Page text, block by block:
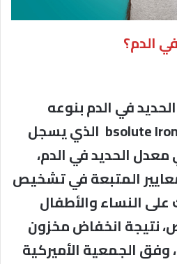
الدم؟
في الدم بنوعه
المطلق bsolute Iron Deficiency الذي يسجل
الحديد في الدم،
المتبعة في تشخيص
على النساء والأطفال
نتيجة انخفاض مخزون
الجمعية الأميركية